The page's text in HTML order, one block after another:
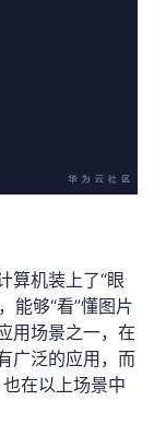
算机装上了“眼
能够“看”懂图片
用场景之一，在
广泛的应用，而
在以上场景中